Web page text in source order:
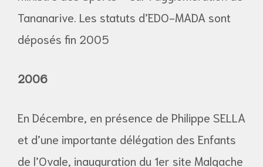
Tananarive. Les statuts d’EDO-MADA sont
déposés fin 2005
2006
En Décembre, en présence de Philippe SELLA
et d’une importante délégation des Enfants
de l’Ovale, inauguration du 1er site Malgache